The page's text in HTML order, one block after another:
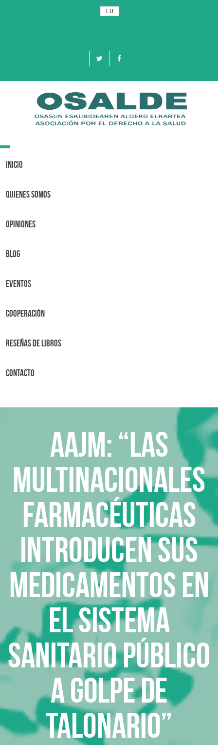
EU
Toggle
Inicio
Quienes Somos
OPINIONES
BLOG
Eventos
Cooperación
Reseñas de libros
Contacto
AAJM: “las
multinacionales
farmacéuticas
introducen sus
medicamentos en
el sistema
sanitario público
a golpe de
talonario”